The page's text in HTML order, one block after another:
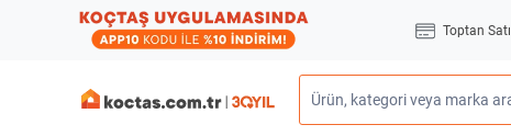
Toptan